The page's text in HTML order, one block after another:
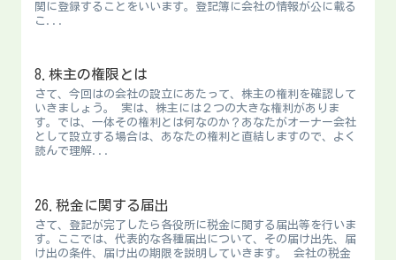
関に登録することをいいます。登記簿に会社の情報が公に載る
こ...
8.株主の権限とは
さて、今回はの会社の設立にあたって、株主の権利を確認して
いきましょう。 実は、株主には２つの大きな権利がありま
す。では、一体その権利とは何なのか？あなたがオーナー会社
として設立する場合は、あなたの権利と直結しますので、よく
読んで理解...
26.税金に関する届出
さて、登記が完了したら各役所に税金に関する届出等を行いま
す。ここでは、代表的な各種届出について、その届け出先、届
け出の条件、届け出の期限を説明していきます。 会社の税金